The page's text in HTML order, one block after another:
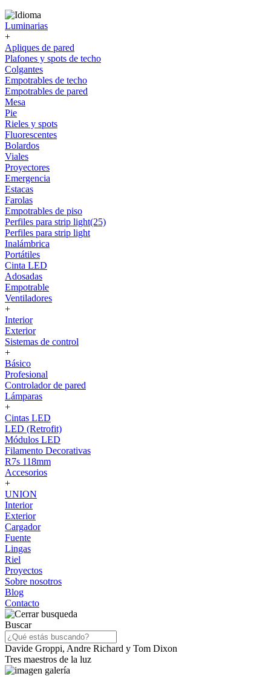
Luminarias
+
Apliques de pared
Plafones y spots de techo
Colgantes
Empotrables de techo
Empotrables de pared
Mesa
Pie
Rieles y spots
Fluorescentes
Bolardos
Viales
Proyectores
Emergencia
Estacas
Farolas
Empotrables de piso
Perfiles para strip light(25)
Perfiles para strip light
Inalámbrica
Portátiles
Cinta LED
Adosadas
Empotrable
Ventiladores
+
Interior
Exterior
Sistemas de control
+
Básico
Profesional
Controlador de pared
Lámparas
+
Cintas LED
LED (Retrofit)
Módulos LED
Filamento Decorativas
R7s 118mm
Accesorios
+
UNION
Interior
Exterior
Cargador
Fuente
Lingas
Riel
Proyectos
Sobre nosotros
Blog
Contacto
Buscar
Davide Groppi, Andre Richard y Tom Dixon
Tres maestros de la luz